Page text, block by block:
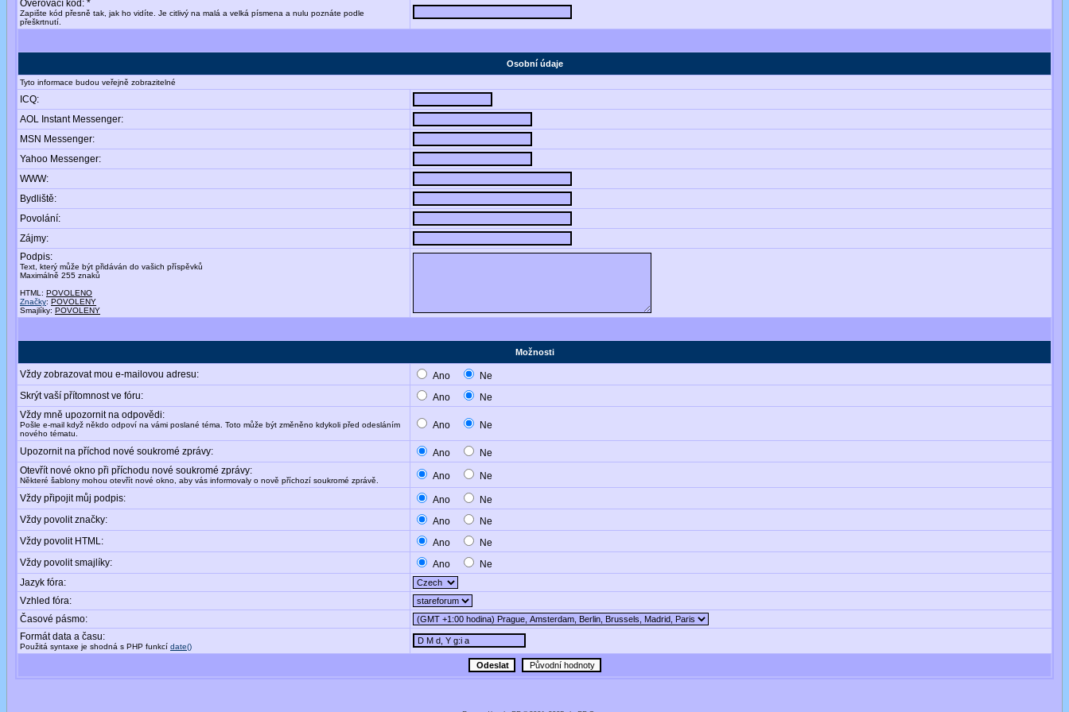
Ověřovací kód: *
Zapište kód přesně tak, jak ho vidíte. Je citlivý na malá a velká písmena a nulu poznáte podle
přeškrtnutí.
Osobní údaje
Tyto informace budou veřejně zobrazitelné
ICQ:
AOL Instant Messenger:
MSN Messenger:
Yahoo Messenger:
WWW:
Bydliště:
Povolání:
Zájmy:
Podpis:
Text, který může být přidáván do vašich příspěvků
Maximálně 255 znaků
HTML: POVOLENO
Značky: POVOLENY
Smajlíky: POVOLENY
Možnosti
Vždy zobrazovat mou e-mailovou adresu: Ano
Ne
Skrýt vaší přítomnost ve fóru:
Ano
Ne
Vždy mně upozornit na odpovědi:
Pošle e-mail když někdo odpoví na vámi poslané téma. Toto může být změněno kdykoli před odesláním
nového tématu.
Ano Ne
Upozornit na příchod nové soukromé zprávy: Ano
Ne
Otevřít nové okno při příchodu nové soukromé zprávy:
Některé šablony mohou otevřít nové okno, aby vás informovaly o nově příchozí soukromé zprávě. Ano
Ne
Vždy připojit můj podpis:
Ano
Ne
Vždy povolit značky:
Ano
Ne
Vždy povolit HTML:
Ano
Ne
Vždy povolit smajlíky:
Ano
Ne
Jazyk fóra:
Vzhled fóra:
Časové pásmo:
Formát data a času:
Použitá syntaxe je shodná s PHP funkcí date()